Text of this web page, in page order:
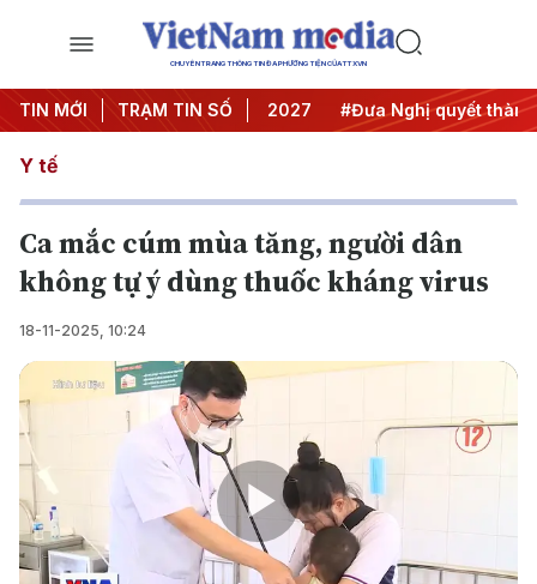
CHUYÊN TRANG THÔNG TIN ĐA PHƯƠNG TIỆN CỦA TTXVN
TIN MỚI TRẠM TIN SỐ
Trung ương 3 #APEC 2027 #Đưa Nghị quyết thành
Y tế
Ca mắc cúm mùa tăng, người dân
không tự ý dùng thuốc kháng virus
18-11-2025, 10:24
Play